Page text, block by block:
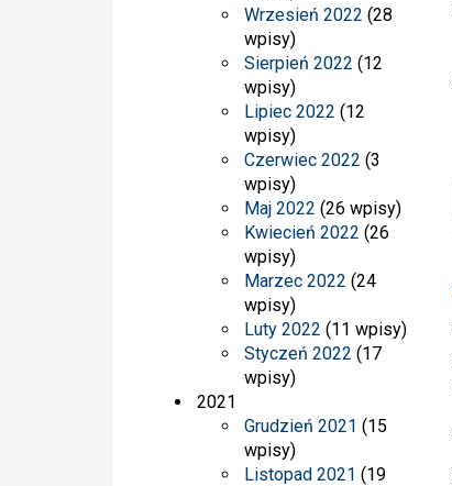
Wrzesień 2022 (28
wpisy)
Sierpień 2022 (12
wpisy)
Lipiec 2022 (12
wpisy)
Czerwiec 2022 (3
wpisy)
Maj 2022 (26 wpisy)
Kwiecień 2022 (26
wpisy)
Marzec 2022 (24
wpisy)
Luty 2022 (11 wpisy)
Styczeń 2022 (17
wpisy)
2021
Grudzień 2021 (15
wpisy)
Listopad 2021 (19